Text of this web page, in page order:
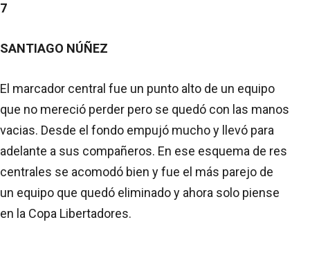
7
SANTIAGO NÚÑEZ
El marcador central fue un punto alto de un equipo
que no mereció perder pero se quedó con las manos
vacias. Desde el fondo empujó mucho y llevó para
adelante a sus compañeros. En ese esquema de res
centrales se acomodó bien y fue el más parejo de
un equipo que quedó eliminado y ahora solo piense
en la Copa Libertadores.